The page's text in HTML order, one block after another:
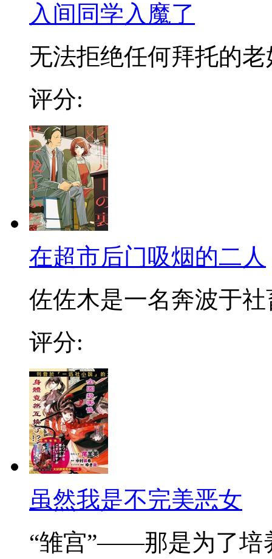
入间同学入魔了
无法拒绝任何拜托的老
评分:
在超市后门吸烟的二人
佐佐木是一名奔波于社
评分:
虽然我是不完美恶女
“雏宫”——那是为了培